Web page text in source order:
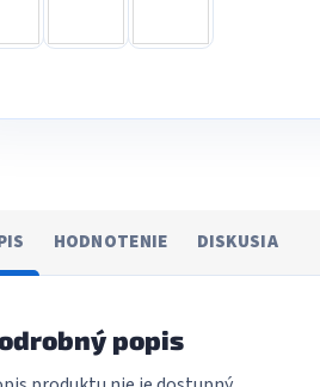
HODNOTENIE DISKUSIA
popis